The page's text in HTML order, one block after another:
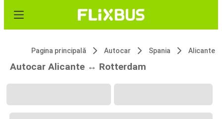
Pagina principală Autocar Spania Alicante
Autocar Alicante ↔ Rotterdam